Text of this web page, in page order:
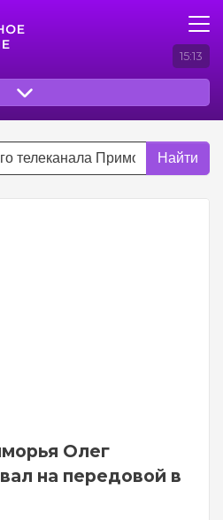
15:13
Найти
Олег
на передовой в